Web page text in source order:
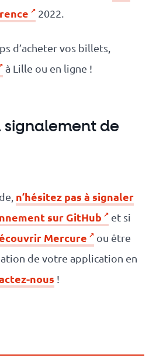
2022.
d’acheter vos billets,
à Lille ou en ligne !
signalement de
n’hésitez pas à signaler
sur GitHub
et si
Mercure
ou être
de votre application en
nous !